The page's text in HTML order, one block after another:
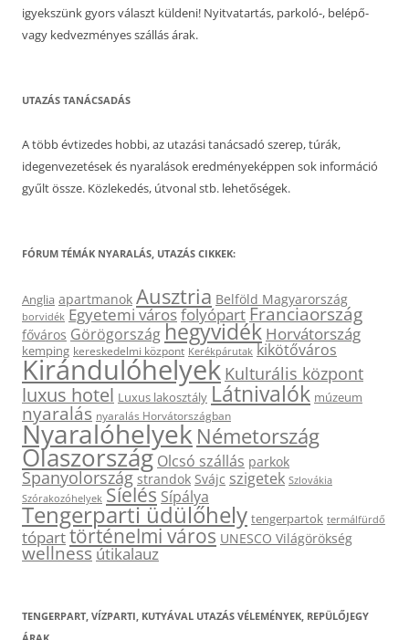
igyekszünk gyors választ küldeni! Nyitvatartás, parkoló-, belépő-
vagy kedvezményes szállás árak.
UTAZÁS TANÁCSADÁS
A több évtizedes hobbi, az utazási tanácsadó szerep, túrák,
idegenvezetések és nyaralások eredményeképpen sok információ
gyűlt össze. Közlekedés, útvonal stb. lehetőségek.
FÓRUM TÉMÁK NYARALÁS, UTAZÁS CIKKEK:
Anglia apartmanok Ausztria Belföld Magyarország
borvidék Egyetemi városfolyópartFranciaország
főváros Görögországhegyvidék Horvátország
kemping kereskedelmi központ Kerékpárutak kikötőváros
Kirándulóhelyek Kulturális központ
luxus hotel Luxus lakosztály Látnivalók múzeum
nyaralás nyaralás Horvátországban
Nyaralóhelyek Németország
Olaszország Olcsó szállás parkok
Spanyolország strandok Svájc szigetek Szlovákia
Szórakozóhelyek Síelés Sípálya
Tengerparti üdülőhely tengerpartok termálfürdő
tóparttörténelmi város UNESCO Világörökség
wellnessútikalauz
TENGERPART, VÍZPARTI, KUTYÁVAL UTAZÁS VÉLEMÉNYEK, REPÜLŐJEGY